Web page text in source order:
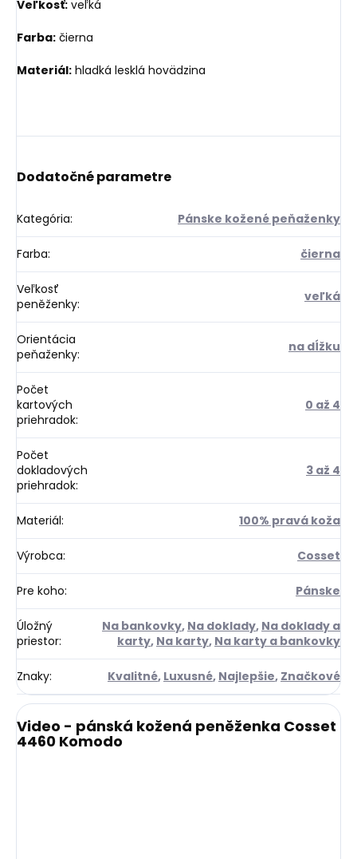
Veľkosť: veľká
Farba: čierna
Materiál: hladká lesklá hovädzina
Dodatočné parametre
Kategória: Pánske kožené peňaženky
Farba: čierna
Veľkosť
peněženky: veľká
Orientácia
peňaženky: na dĺžku
Počet
kartových
priehradok:
0 až 4
Počet
dokladových
priehradok:
3 až 4
Materiál: 100% pravá koža
Výrobca: Cosset
Pre koho: Pánske
Úložný
priestor:
Na bankovky, Na doklady, Na doklady a
karty, Na karty, Na karty a bankovky
Znaky: Kvalitné, Luxusné, Najlepšie, Značkové
Video - pánská kožená peněženka Cosset
4460 Komodo